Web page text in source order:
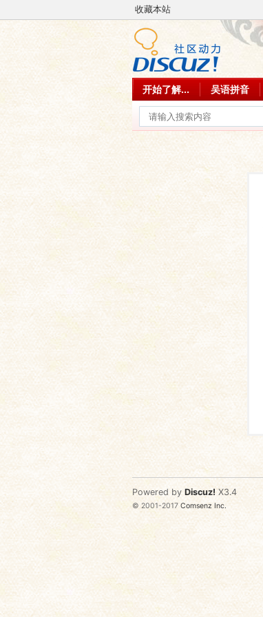
收藏本站
开始了解... 吴语拼音
Powered by Discuz! X3.4
© 2001-2017Comsenz Inc.